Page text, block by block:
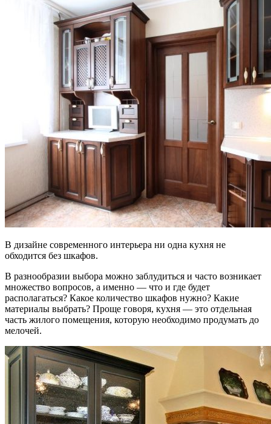
В дизайне современного интерьера ни одна кухня не
обходится без шкафов.
В разнообразии выбора можно заблудиться и часто возникает
множество вопросов, а именно — что и где будет
располагаться? Какое количество шкафов нужно? Какие
материалы выбрать? Проще говоря, кухня — это отдельная
часть жилого помещения, которую необходимо продумать до
мелочей.